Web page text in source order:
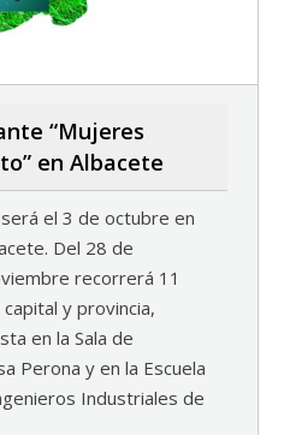
“Mujeres
en Albacete
el 3 de octubre en
Del 28 de
recorrerá 11
y provincia,
en la Sala de
Perona y en la Escuela
Industriales de